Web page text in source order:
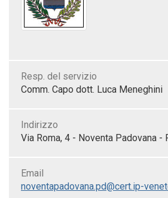
Resp. del servizio
Comm. Capo dott. Luca Meneghini
Indirizzo
Via Roma, 4 - Noventa Padovana -
Email
noventapadovana.pd@cert.ip-